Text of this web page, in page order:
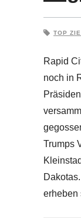
TOP
Rapid
noch in
Trumps
erheben